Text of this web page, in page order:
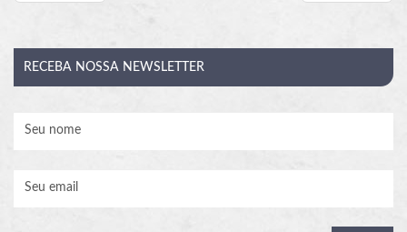
RECEBA NOSSA NEWSLETTER